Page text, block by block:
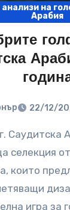
анализи на
Арабия
22/12/
селекция
които
игра за